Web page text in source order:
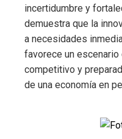
incertidumbre y
demuestra que la
a necesidades
favorece un
competitivo y
de una economía en